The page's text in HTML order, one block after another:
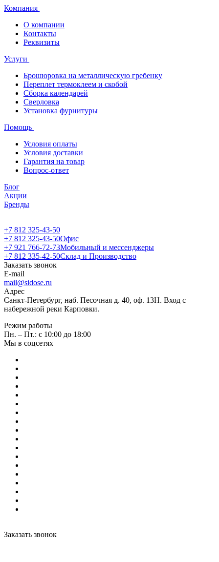
Компания
О компании
Контакты
Реквизиты
Услуги
Брошюровка на металлическую гребенку
Переплет термоклеем и скобой
Сборка календарей
Сверловка
Установка фурнитуры
Помощь
Условия оплаты
Условия доставки
Гарантия на товар
Вопрос-ответ
Блог
Акции
Бренды
+7 812 325-43-50
+7 812 325-43-50Офис
+7 921 766-72-73Мобильный и мессенджеры
+7 812 335-42-50Склад и Производство
Заказать звонок
E-mail
mail@sidose.ru
Адрес
Санкт-Петербург, наб. Песочная д. 40, оф. 13Н. Вход с
набережной реки Карповки.
Режим работы
Пн. – Пт.: с 10:00 до 18:00
Мы в соцсетях
Заказать звонок